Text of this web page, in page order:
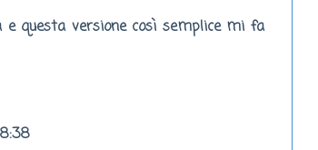
questa versione così semplice mi fa